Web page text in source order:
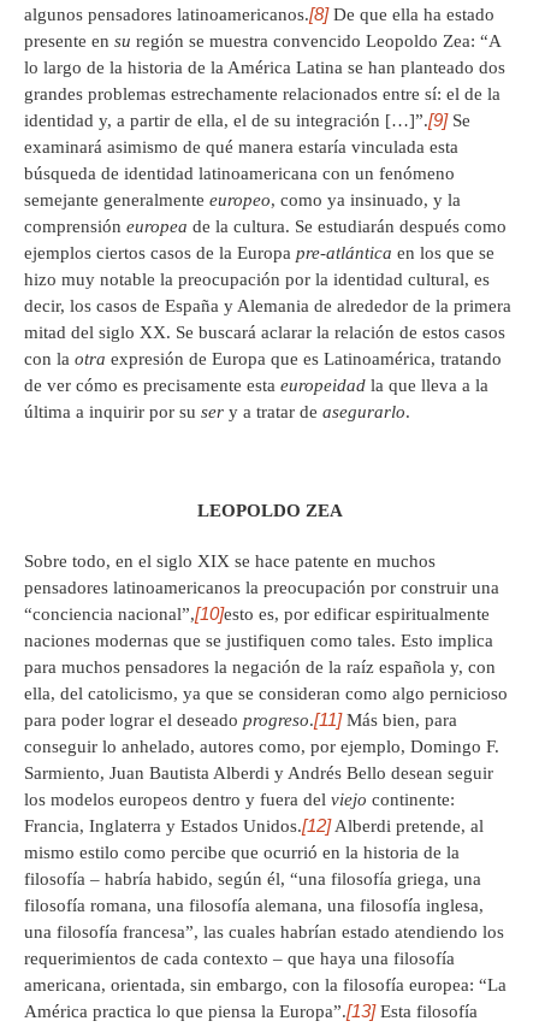
algunos pensadores latinoamericanos.[8]De que ella ha estado
presente en su región se muestra convencido Leopoldo Zea: “A
lo largo de la historia de la América Latina se han planteado dos
grandes problemas estrechamente relacionados entre sí: el de la
identidad y, a partir de ella, el de su integración […]”.[9]Se
examinará asimismo de qué manera estaría vinculada esta
búsqueda de identidad latinoamericana con un fenómeno
semejante generalmente europeo, como ya insinuado, y la
comprensión europea de la cultura. Se estudiarán después como
ejemplos ciertos casos de la Europa pre-atlántica en los que se
hizo muy notable la preocupación por la identidad cultural, es
decir, los casos de España y Alemania de alrededor de la primera
mitad del siglo XX. Se buscará aclarar la relación de estos casos
con la otra expresión de Europa que es Latinoamérica, tratando
de ver cómo es precisamente esta europeidad la que lleva a la
última a inquirir por su ser y a tratar de asegurarlo.
LEOPOLDO ZEA
Sobre todo, en el siglo XIX se hace patente en muchos
pensadores latinoamericanos la preocupación por construir una
“conciencia nacional”,[10]esto es, por edificar espiritualmente
naciones modernas que se justifiquen como tales. Esto implica
para muchos pensadores la negación de la raíz española y, con
ella, del catolicismo, ya que se consideran como algo pernicioso
para poder lograr el deseado progreso.[11]Más bien, para
conseguir lo anhelado, autores como, por ejemplo, Domingo F.
Sarmiento, Juan Bautista Alberdi y Andrés Bello desean seguir
los modelos europeos dentro y fuera del viejo continente:
Francia, Inglaterra y Estados Unidos.[12]Alberdi pretende, al
mismo estilo como percibe que ocurrió en la historia de la
filosofía – habría habido, según él, “una filosofía griega, una
filosofía romana, una filosofía alemana, una filosofía inglesa,
una filosofía francesa”, las cuales habrían estado atendiendo los
requerimientos de cada contexto – que haya una filosofía
americana, orientada, sin embargo, con la filosofía europea: “La
América practica lo que piensa la Europa”.[13]Esta filosofía